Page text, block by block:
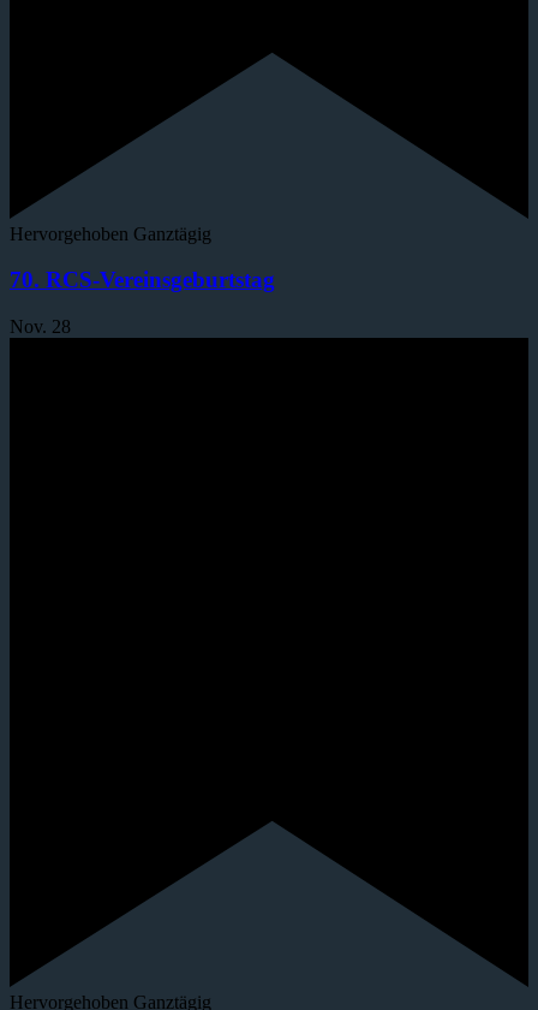
Hervorgehoben Ganztägig
70. RCS-Vereinsgeburtstag
Nov. 28
Hervorgehoben Ganztägig